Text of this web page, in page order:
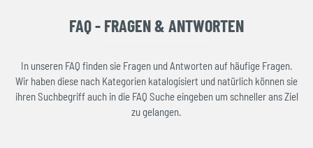
FAQ - FRAGEN & ANTWORTEN
In unseren FAQ finden sie Fragen und Antworten auf häufige Fragen.
Wir haben diese nach Kategorien katalogisiert und natürlich können sie
ihren Suchbegriff auch in die FAQ Suche eingeben um schneller ans Ziel
zu gelangen.